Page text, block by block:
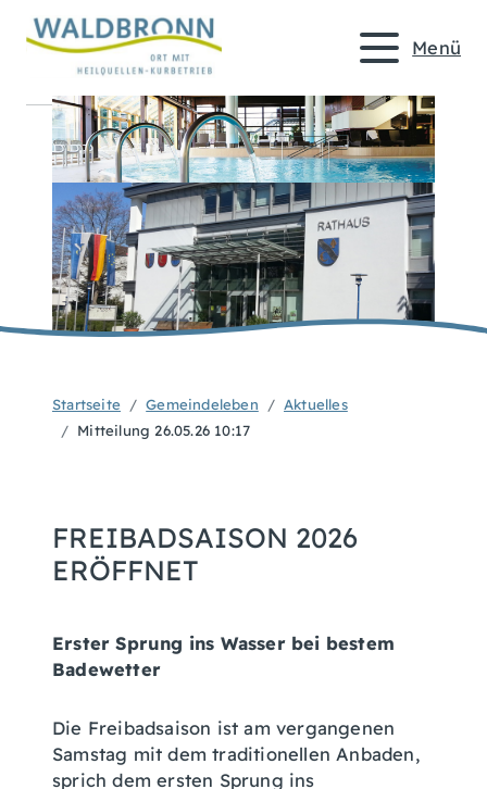
Menü
Startseite Gemeindeleben
Aktuelles
Mitteilung 26.05.26 10:17
FREIBADSAISON 2026
ERÖFFNET
Erster Sprung ins Wasser bei bestem
Badewetter
Die Freibadsaison ist am vergangenen
Samstag mit dem traditionellen Anbaden,
sprich dem ersten Sprung ins